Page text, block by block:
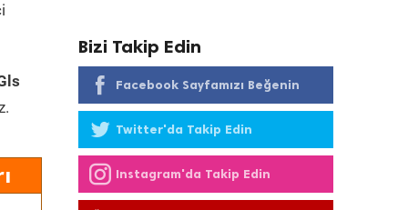
Bizi Takip Edin
Facebook Sayfamızı Beğenin
Twitter'da Takip Edin
Instagram'da Takip Edin